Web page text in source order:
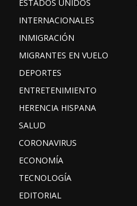
ESTADOS UNIDOS
INTERNACIONALES
INMIGRACIÓN
MIGRANTES EN VUELO
DEPORTES
ENTRETENIMIENTO
HERENCIA HISPANA
SALUD
CORONAVIRUS
ECONOMÍA
TECNOLOGÍA
EDITORIAL